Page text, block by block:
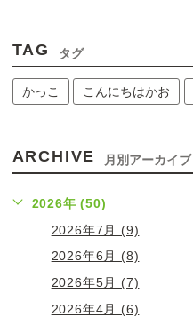
TAG タグ
かっこ こんにちはかお
ARCHIVE 月別アーカイブ
2026年 (50)
2026年7月 (9)
2026年6月 (8)
2026年5月 (7)
2026年4月 (6)